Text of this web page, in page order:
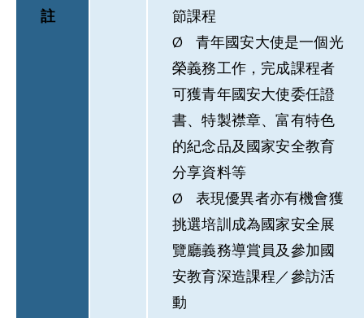
註
節課程
Ø 青年國安大使是一個光
榮義務工作，完成課程者
可獲青年國安大使委任證
書、特製襟章、富有特色
的紀念品及國家安全教育
分享資料等
Ø 表現優異者亦有機會獲
挑選培訓成為國家安全展
覽廳義務導賞員及參加國
安教育深造課程／參訪活
動